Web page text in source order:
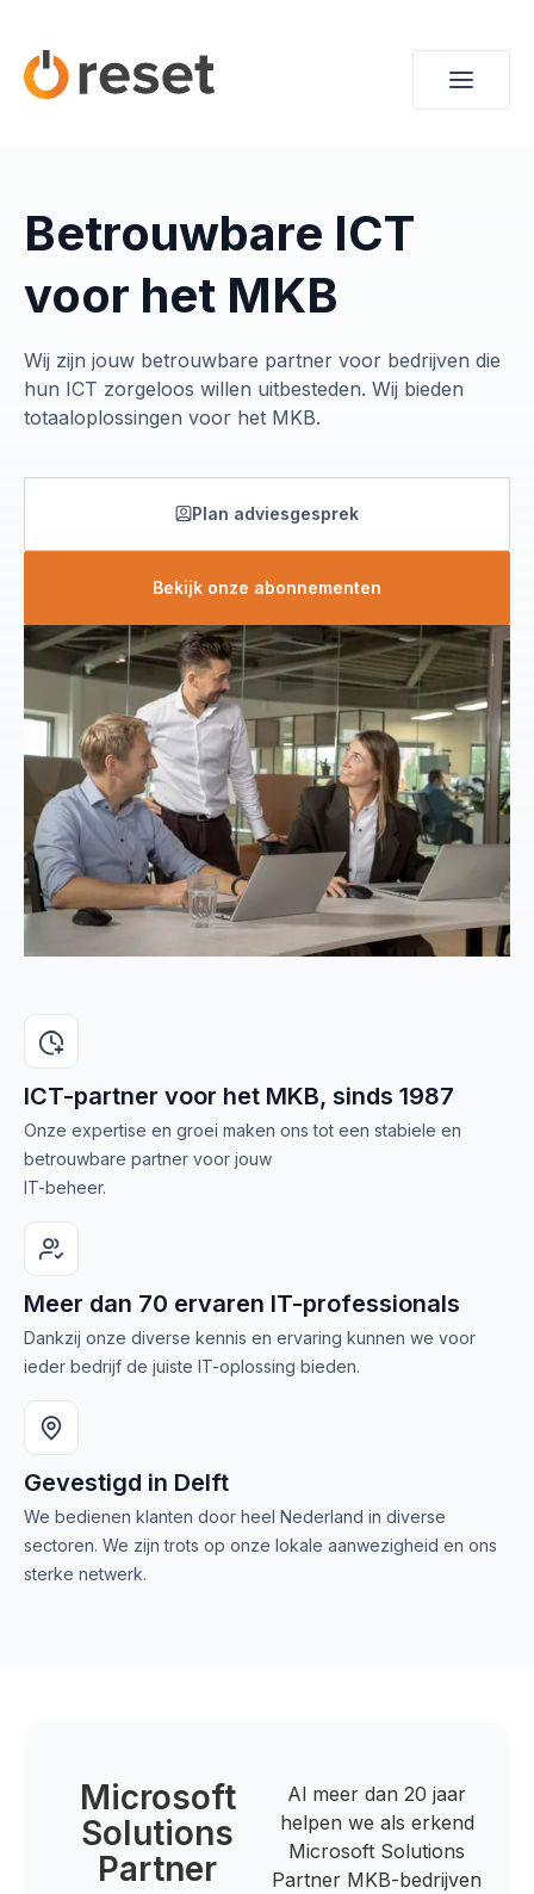
Betrouwbare ICT
voor het MKB
Wij zijn jouw betrouwbare partner voor bedrijven die
hun ICT zorgeloos willen uitbesteden. Wij bieden
totaaloplossingen voor het MKB.
Plan adviesgesprek
Bekijk onze abonnementen
ICT-partner voor het MKB, sinds 1987
Onze expertise en groei maken ons tot een stabiele en
betrouwbare partner voor jouw
IT-beheer.
Meer dan 70 ervaren IT-professionals
Dankzij onze diverse kennis en ervaring kunnen we voor
ieder bedrijf de juiste IT-oplossing bieden.
Gevestigd in Delft
We bedienen klanten door heel Nederland in diverse
sectoren. We zijn trots op onze lokale aanwezigheid en ons
sterke netwerk.
Microsoft
Solutions
Partner
Al meer dan 20 jaar
helpen we als erkend
Microsoft Solutions
Partner MKB-bedrijven